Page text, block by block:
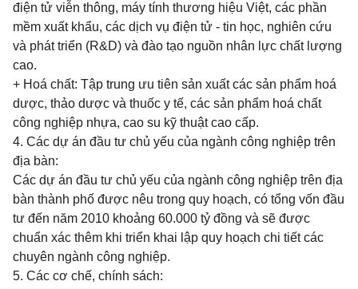
điện tử viễn thông, máy tính thương hiệu Việt, các phần
mềm xuất khẩu, các dịch vụ điện tử - tin học, nghiên cứu
và phát triển (R&D) và đào tạo nguồn nhân lực chất lượng
cao.
+ Hoá chất: Tập trung ưu tiên sản xuất các sản phẩm hoá
dược, thảo dược và thuốc y tế, các sản phẩm hoá chất
công nghiệp nhựa, cao su kỹ thuật cao cấp.
4. Các dự án đầu tư chủ yếu của ngành công nghiệp trên
địa bàn:
Các dự án đầu tư chủ yếu của ngành công nghiệp trên địa
bàn thành phố được nêu trong quy hoạch, có tổng vốn đầu
tư đến năm 2010 khoảng 60.000 tỷ đồng và sẽ được
chuẩn xác thêm khi triển khai lập quy hoạch chi tiết các
chuyên ngành công nghiệp.
5. Các cơ chế, chính sách: